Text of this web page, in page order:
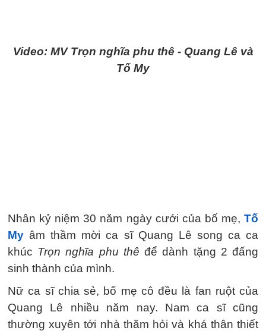
Video: MV Trọn nghĩa phu thê - Quang Lê và
Tố My
Nhân kỷ niệm 30 năm ngày cưới của bố mẹ, Tố
My âm thầm mời ca sĩ Quang Lê song ca ca
khúc Trọn nghĩa phu thêđể dành tặng 2 đấng
sinh thành của mình.
Nữ ca sĩ chia sẻ, bố mẹ cô đều là fan ruột của
Quang Lê nhiều năm nay. Nam ca sĩ cũng
thường xuyên tới nhà thăm hỏi và khá thân thiết